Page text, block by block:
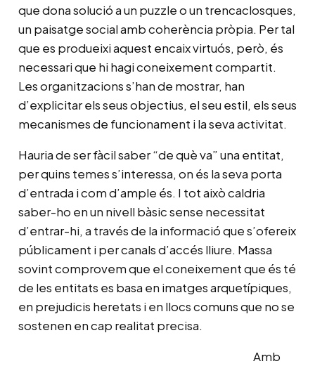
que dona solució a un puzzle o un trencaclosques,
un paisatge social amb coherència pròpia. Per tal
que es produeixi aquest encaix virtuós, però, és
necessari que hi hagi coneixement compartit.
Les organitzacions s’han de mostrar, han
d’explicitar els seus objectius, el seu estil, els seus
mecanismes de funcionament i la seva activitat.
Hauria de ser fàcil saber “de què va” una entitat,
per quins temes s’interessa, on és la seva porta
d’entrada i com d’ample és. I tot això caldria
saber-ho en un nivell bàsic sense necessitat
d’entrar-hi, a través de la informació que s’ofereix
públicament i per canals d’accés lliure. Massa
sovint comprovem que el coneixement que és té
de les entitats es basa en imatges arquetípiques,
en prejudicis heretats i en llocs comuns que no se
sostenen en cap realitat precisa.
Amb